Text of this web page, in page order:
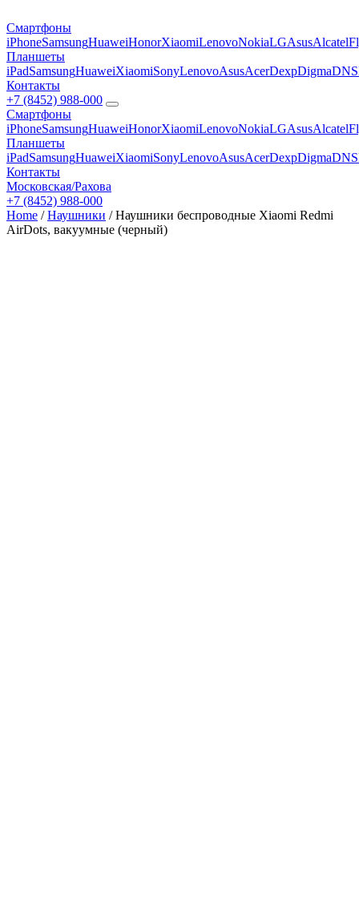
Смартфоны
iPhoneSamsungHuaweiHonorXiaomiLenovoNokiaLGAsusAlcatel
Планшеты
iPadSamsungHuaweiXiaomiSonyLenovoAsusAcerDexpDigmaDNS
Контакты
+7 (8452) 988-000
Смартфоны
iPhoneSamsungHuaweiHonorXiaomiLenovoNokiaLGAsusAlcatel
Планшеты
iPadSamsungHuaweiXiaomiSonyLenovoAsusAcerDexpDigmaDNS
Контакты
Московская/Рахова
+7 (8452) 988-000
Home /Наушники / Наушники беспроводные Xiaomi Redmi
AirDots, вакуумные (черный)